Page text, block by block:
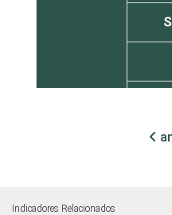
Indicadores Relacionados